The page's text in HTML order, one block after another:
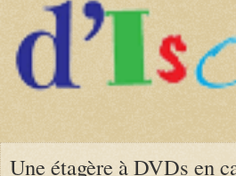
Une étagère à DVDs en